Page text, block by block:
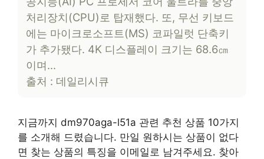
처리장치(CPU)로 탑재했다. 또, 무선 키보드
에는 마이크로소프트(MS) 코파일럿 단축키
가 추가됐다. 4K 디스플레이 크기는 68.6㎝
이며…
출처 : 데일리시큐
지금까지 dm970aga-l51a 관련 추천 상품 10가지
를 소개해 드렸습니다. 만일 원하시는 상품이 없다
면 찾는 상품의 특징을 이메일로 남겨주세요. 찾아